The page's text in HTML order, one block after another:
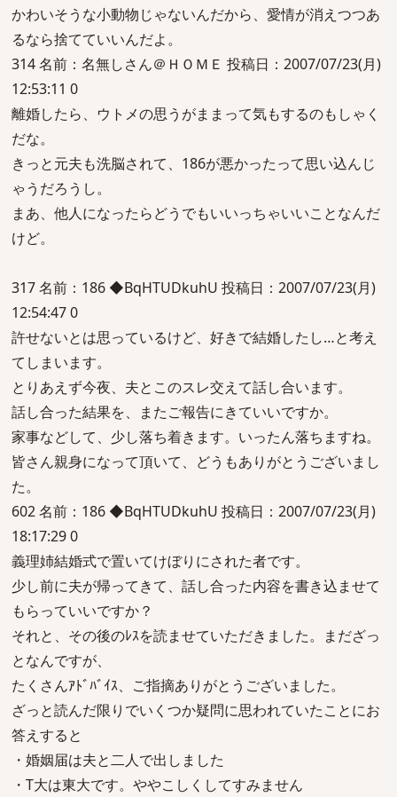
かわいそうな小動物じゃないんだから、愛情が消えつつあ
るなら捨てていいんだよ。
314 名前：名無しさん＠ＨＯＭＥ 投稿日：2007/07/23(月)
12:53:11 0
離婚したら、ウトメの思うがままって気もするのもしゃく
だな。
きっと元夫も洗脳されて、186が悪かったって思い込んじ
ゃうだろうし。
まあ、他人になったらどうでもいいっちゃいいことなんだ
けど。
317 名前：186 ◆BqHTUDkuhU 投稿日：2007/07/23(月)
12:54:47 0
許せないとは思っているけど、好きで結婚したし…と考え
てしまいます。
とりあえず今夜、夫とこのスレ交えて話し合います。
話し合った結果を、またご報告にきていいですか。
家事などして、少し落ち着きます。いったん落ちますね。
皆さん親身になって頂いて、どうもありがとうございまし
た。
602 名前：186 ◆BqHTUDkuhU 投稿日：2007/07/23(月)
18:17:29 0
義理姉結婚式で置いてけぼりにされた者です。
少し前に夫が帰ってきて、話し合った内容を書き込ませて
もらっていいですか？
それと、その後のﾚｽを読ませていただきました。まだざっ
となんですが、
たくさんｱﾄﾞﾊﾞｲｽ、ご指摘ありがとうございました。
ざっと読んだ限りでいくつか疑問に思われていたことにお
答えすると
・婚姻届は夫と二人で出しました
・T大は東大です。ややこしくしてすみません